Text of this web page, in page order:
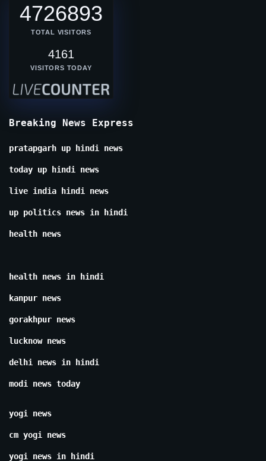
4726893
TOTAL VISITORS
4161
VISITORS TODAY
Breaking News Express
pratapgarh up hindi news
today up hindi news
live india hindi news
up politics news in hindi
health news
health news in hindi
kanpur news
gorakhpur news
lucknow news
delhi news in hindi
modi news today
yogi news
cm yogi news
yogi news in hindi